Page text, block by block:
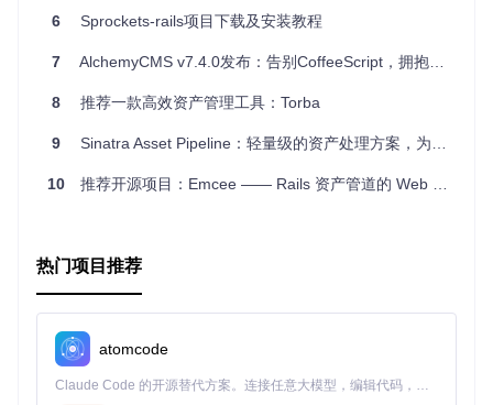
译。我们建议使用资产manifest来替代。更多信息，请参考
rockets 3.x 的升级指南。
配合，无需额外配置。
性，如箭头函数和类定义，而不用担心浏览器的兼容问
将ES6代码转译成ES5，确保广泛设备的顺畅运行。
面向未来的准备
下了基础，有助于你的项目保持更新。
如果你正在寻求在Rails应用中使用ES6的新方式，Sprockets
ES6无疑是一个值得尝试的选择。立即加入，体验更高效、更
现代的JavaScript开发流程！
6 Sprockets-rails项目下载及安装教程
7 AlchemyCMS v7.4.0发布：告别CoffeeScript，拥抱现代前端工具链
8 推荐一款高效资产管理工具：Torba
9 Sinatra Asset Pipeline：轻量级的资产处理方案，为你的Sinatra应用增色
10 推荐开源项目：Emcee —— Rails 资产管道的 Web Components 扩展
热门项目推荐
atomcode
Claude Code 的开源替代方案。连接任意大模型，编辑代码，运行命令，自动验证 — 全自动执行。用 Rust 构建，极致性能。 ｜ An open-source alternative to Claude Code. Connect any LLM, edit code, run commands, and verify changes — autonomously. Built in Rust for speed. Get Started